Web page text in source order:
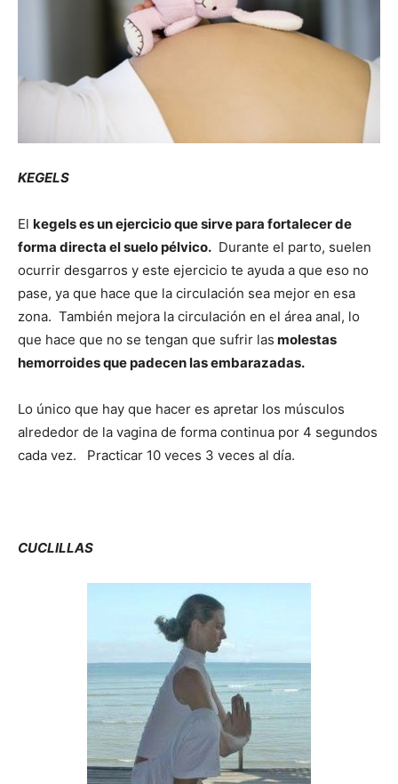
KEGELS
El kegels es un ejercicio que sirve para fortalecer de
forma directa el suelo pélvico. Durante el parto, suelen
ocurrir desgarros y este ejercicio te ayuda a que eso no
pase, ya que hace que la circulación sea mejor en esa
zona. También mejora la circulación en el área anal, lo
que hace que no se tengan que sufrir las molestas
hemorroides que padecen las embarazadas.
Lo único que hay que hacer es apretar los músculos
alrededor de la vagina de forma continua por 4 segundos
cada vez. Practicar 10 veces 3 veces al día.
CUCLILLAS